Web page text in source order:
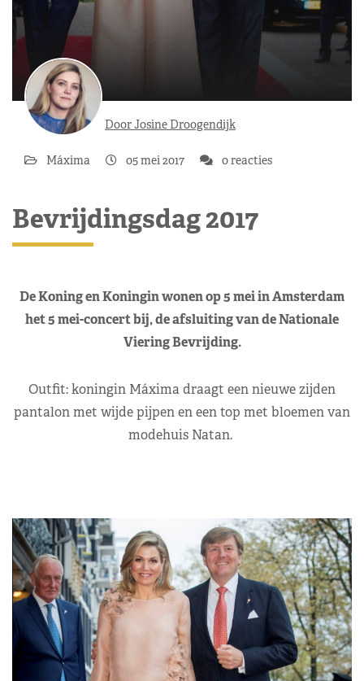
Door Josine Droogendijk
Máxima 05 mei 2017 0 reacties
Bevrijdingsdag 2017
De Koning en Koningin wonen op 5 mei in Amsterdam
het 5 mei-concert bij, de afsluiting van de Nationale
Viering Bevrijding.
Outfit: koningin Máxima draagt een nieuwe zijden
pantalon met wijde pijpen en een top met bloemen van
modehuis Natan.